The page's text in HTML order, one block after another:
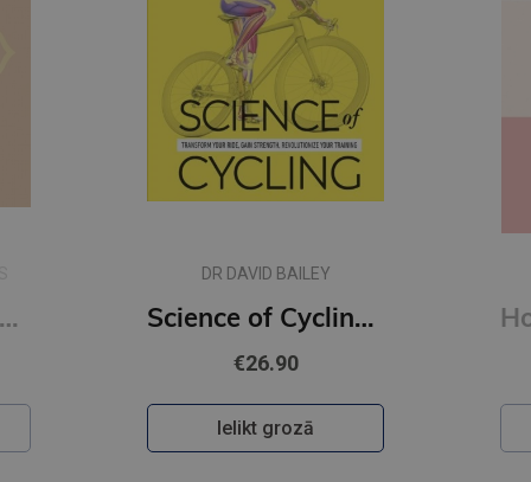
Science of Cycling : Transform Your Ride, Gain Strength, Revolutionize Your Training
LIZ EARLE
How to Age : from the cutting-edge science and providing practical tips - Supercharge Your Health
€25.90
Ielikt grozā